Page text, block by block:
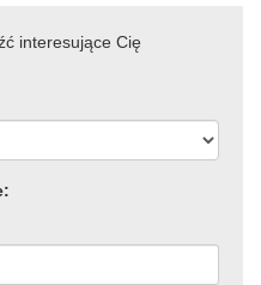
interesujące Cię